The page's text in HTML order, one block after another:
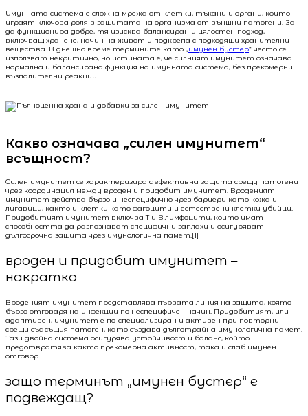
Имунната система е сложна мрежа от клетки, тъкани и органи, които
играят ключова роля в защитата на организма от външни патогени. За
да функционира добре, тя изисква балансиран и цялостен подход,
включващ хранене, начин на живот и подкрепа с подходящи хранителни
вещества. В днешно време термините като „имунен бустер“ често се
използват некритично, но истината е, че силният имунитет означава
нормална и балансирана функция на имунната система, без прекомерни
възпалителни реакции.
Какво означава „силен имунитет“
всъщност?
Силен имунитет се характеризира с ефективна защита срещу патогени
чрез координация между вроден и придобит имунитет. Вроденият
имунитет действа бързо и неспецифично чрез бариери като кожа и
лигавици, както и клетки като фагоцити и естествени клетки убийци.
Придобитият имунитет включва T и B лимфоцити, които имат
способността да разпознават специфични заплахи и осигуряват
дългосрочна защита чрез имунологична памет.[1]
вроден и придобит имунитет –
накратко
Вроденият имунитет представлява първата линия на защита, която
бързо отговаря на инфекции по неспецифичен начин. Придобитият, или
адаптивен, имунитет е по-специализиран и активен при повторни
срещи със същия патоген, като създава дълготрайна имунологична памет.
Тази двойна система осигурява устойчивост и баланс, който
предотвратява както прекомерна активност, така и слаб имунен
отговор.
защо терминът „имунен бустер“ е
подвеждащ?